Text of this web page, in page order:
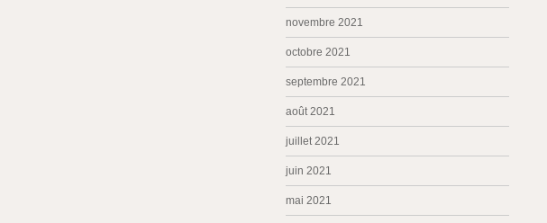
novembre 2021
octobre 2021
septembre 2021
août 2021
juillet 2021
juin 2021
mai 2021